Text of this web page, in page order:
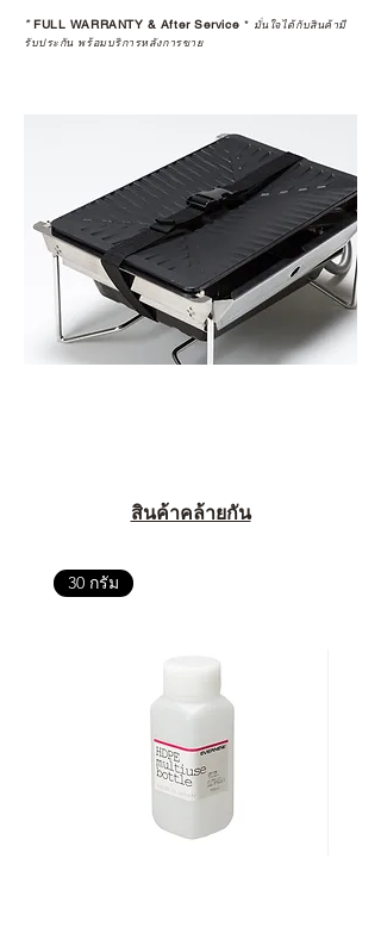
*FULL WARRANTY & After Service * มั่นใจได้กับสินค้ามี
รับประกัน พร้อมบริการหลังการขาย
สินค้าคล้ายกัน
30 กรัม